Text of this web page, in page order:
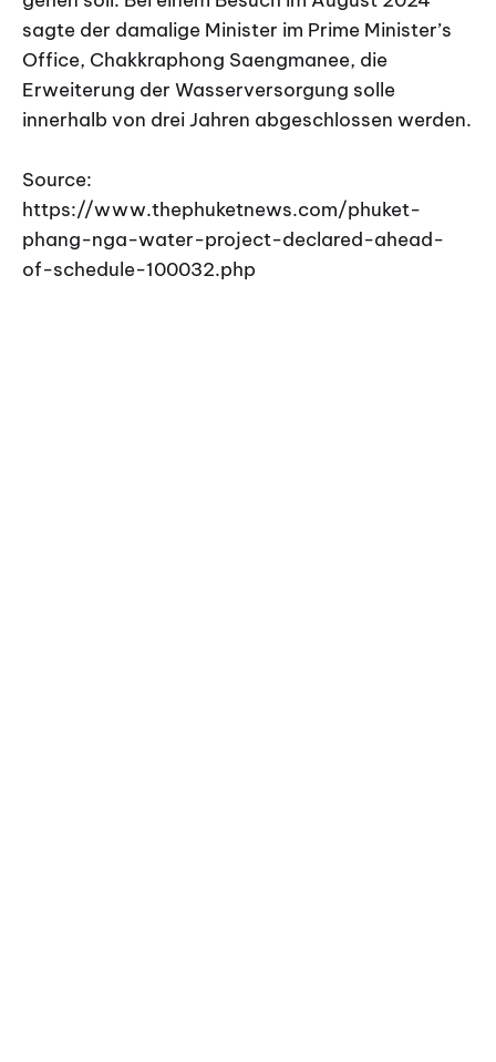
sagte der damalige Minister im Prime Minister’s
Office, Chakkraphong Saengmanee, die
Erweiterung der Wasserversorgung solle
innerhalb von drei Jahren abgeschlossen werden.
Source:
https://www.thephuketnews.com/phuket-
phang-nga-water-project-declared-ahead-
of-schedule-100032.php